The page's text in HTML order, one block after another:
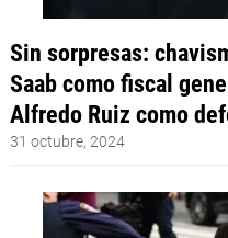
Sin sorpresas:
Saab como fiscal
Alfredo Ruiz como
31 octubre, 2024